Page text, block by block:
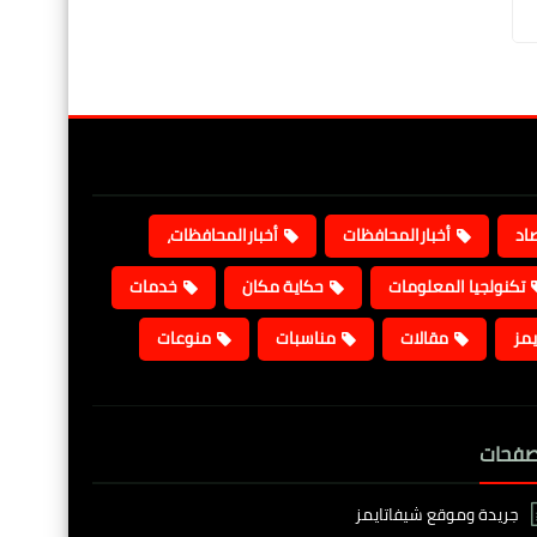
أخبارالمحافظات
أخبارالمحافظات،
تكنولجيا المعلومات
حكاية مكان
خدمات
مقالات مناسبات منوعات
جريدة وموقع شيفاتايمز